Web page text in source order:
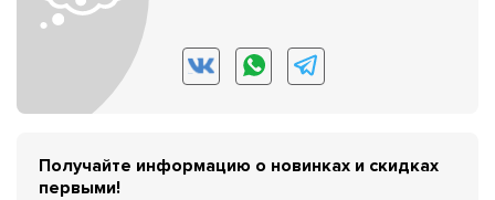
Получайте информацию о новинках и скидках
первыми!